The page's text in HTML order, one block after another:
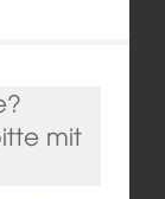
mit